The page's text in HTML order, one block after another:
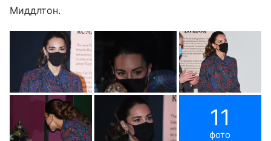
Миддлтон.
11
фото